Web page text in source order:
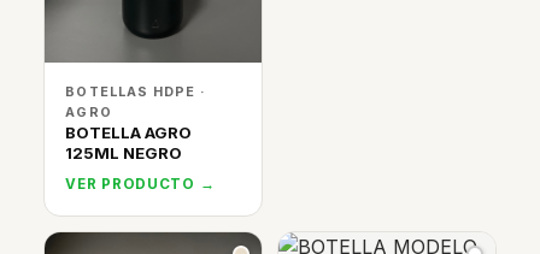
BOTELLAS HDPE ·
AGRO
BOTELLA AGRO
125ML NEGRO
VER PRODUCTO →